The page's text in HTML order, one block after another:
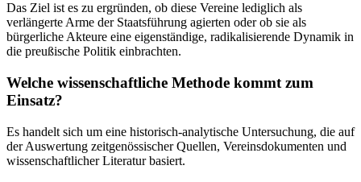
Das Ziel ist es zu ergründen, ob diese Vereine lediglich als
verlängerte Arme der Staatsführung agierten oder ob sie als
bürgerliche Akteure eine eigenständige, radikalisierende Dynamik in
die preußische Politik einbrachten.
Welche wissenschaftliche Methode kommt zum
Einsatz?
Es handelt sich um eine historisch-analytische Untersuchung, die auf
der Auswertung zeitgenössischer Quellen, Vereinsdokumenten und
wissenschaftlicher Literatur basiert.